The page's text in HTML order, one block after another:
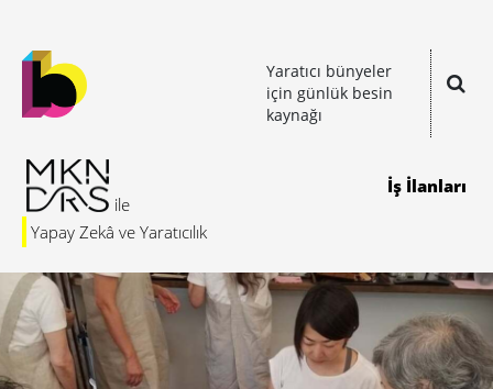
Yaratıcı bünyeler
için günlük besin
kaynağı
Yapay Zekâ ve Yaratıcılık
İş İlanları